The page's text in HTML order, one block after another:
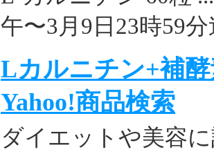
午〜3月9日23時59分
Lカルニチン+補
Yahoo!商品検索
ダイエットや美容